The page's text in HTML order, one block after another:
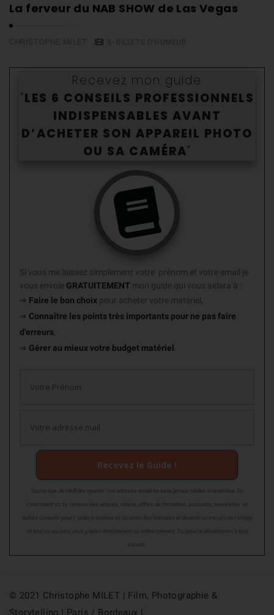
La ferveur du NAB SHOW de Las Vegas
Recevez mon guide
"LES 6 CONSEILS PROFESSIONNELS
INDISPENSABLES AVANT
D’ACHETER SON APPAREIL PHOTO
OU SA CAMÉRA"
Si vous me laissez simplement votre prénom et votre email je
vous envoie GRATUITEMENT mon guide qui vous aidera à :
➜ Faire le bon choix pour acheter votre matériel,
➜ Connaître les points très importants pour ne pas faire
d'erreurs,
➜ Gérer au mieux votre budget matériel .
Recevez le Guide !
Sache que Je HAIS les spams : ton adresse email ne sera jamais cédée ni revendue. En
t'inscrivant ici, tu recevra des articles, vidéos, offres de formation, podcasts, newsletter et
autres conseils pour t' aider à réaliser et raconter des histoires et devenir un vrai pro de l'image
et tout ce qui peut vous y aider directement ou indirectement. Tu peux te désabonner à tout
instant.
© 2021 Christophe MILET | Film, Photographie &
Storytelling | Paris / Bordeaux |